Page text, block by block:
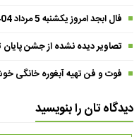
فال ابجد امروز یکشنبه 5 مرداد 1404 | حروف ابجد از تغییرات مثبت خبر می‌دهند !
تصاویر دیده نشده از جشن
فوت و فن تهیه آبغوره خانگی
دیدگاه تان را بنویسید